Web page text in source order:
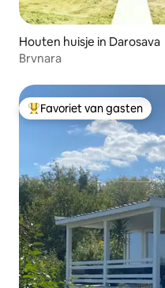
Houten huisje in Darosava
Brvnara
Topfavoriet van gasten
Favoriet van gasten